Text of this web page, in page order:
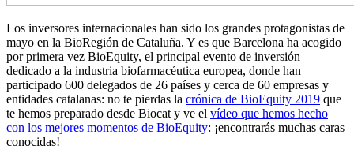
Los inversores internacionales han sido los grandes protagonistas de
mayo en la BioRegión de Cataluña. Y es que Barcelona ha acogido
por primera vez BioEquity, el principal evento de inversión
dedicado a la industria biofarmacéutica europea, donde han
participado 600 delegados de 26 países y cerca de 60 empresas y
entidades catalanas: no te pierdas la crónica de BioEquity 2019 que
te hemos preparado desde Biocat y ve el vídeo que hemos hecho
con los mejores momentos de BioEquity: ¡encontrarás muchas caras
conocidas!